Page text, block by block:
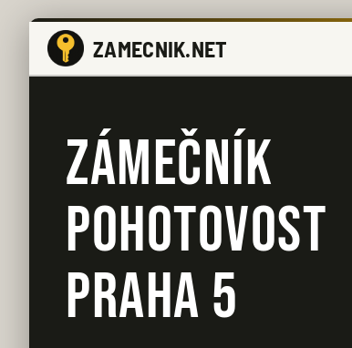
ZAMECNIK.NET
ZÁMEČNÍK
POHOTOVOST
PRAHA 5